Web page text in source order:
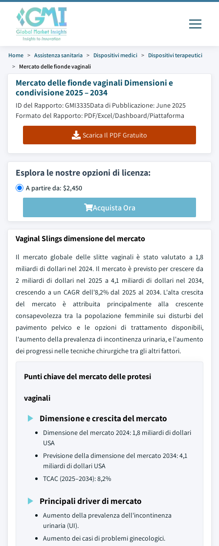
Home Assistenza sanitaria Dispositivi medici
Dispositivi terapeutici
Mercato delle fionde vaginali
Mercato delle fionde vaginali Dimensioni e
condivisione 2025 – 2034
ID del Rapporto: GMI3335Data di Pubblicazione: June 2025
Formato del Rapporto: PDF/Excel/Dashboard/Piattaforma
Scarica Il PDF Gratuito
Esplora le nostre opzioni di licenza:
A partire da: $2,450
Acquista Ora
Vaginal Slings dimensione del mercato
Il mercato globale delle slitte vaginali è stato valutato a 1,8
miliardi di dollari nel 2024. Il mercato è previsto per crescere da
2 miliardi di dollari nel 2025 a 4,1 miliardi di dollari nel 2034,
crescendo a un CAGR dell'8,2% dal 2025 al 2034. L'alta crescita
del mercato è attribuita principalmente alla crescente
consapevolezza tra la popolazione femminile sui disturbi del
pavimento pelvico e le opzioni di trattamento disponibili,
l'aumento della prevalenza di incontinenza urinaria, e l'aumento
dei progressi nelle tecniche chirurgiche tra gli altri fattori.
Punti chiave del mercato delle protesi
vaginali
Dimensione e crescita del mercato
Dimensione del mercato 2024: 1,8 miliardi di dollari
USA
Previsione della dimensione del mercato 2034: 4,1
miliardi di dollari USA
TCAC (2025–2034): 8,2%
Principali driver di mercato
Aumento della prevalenza dell'incontinenza
urinaria (UI).
Aumento dei casi di problemi ginecologici.